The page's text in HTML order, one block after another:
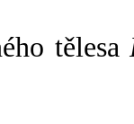
tělesa